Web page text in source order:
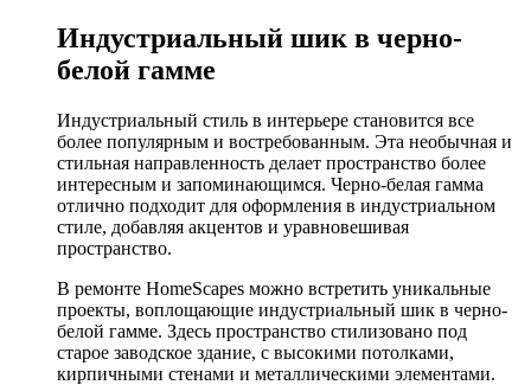
Индустриальный шик в черно-
белой гамме
Индустриальный стиль в интерьере становится все
более популярным и востребованным. Эта необычная и
стильная направленность делает пространство более
интересным и запоминающимся. Черно-белая гамма
отлично подходит для оформления в индустриальном
стиле, добавляя акцентов и уравновешивая
пространство.
В ремонте HomeScapes можно встретить уникальные
проекты, воплощающие индустриальный шик в черно-
белой гамме. Здесь пространство стилизовано под
старое заводское здание, с высокими потолками,
кирпичными стенами и металлическими элементами.